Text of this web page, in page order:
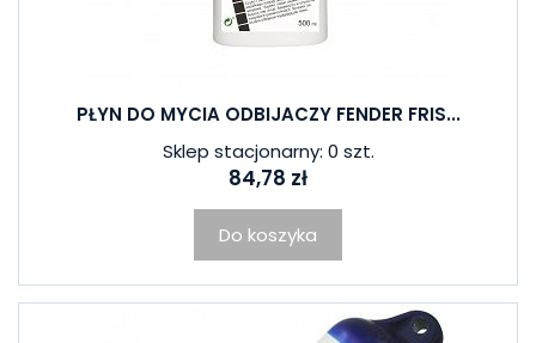
PŁYN DO MYCIA ODBIJACZY FENDER FRIS...
Sklep stacjonarny: 0 szt.
84,78 zł
Do koszyka